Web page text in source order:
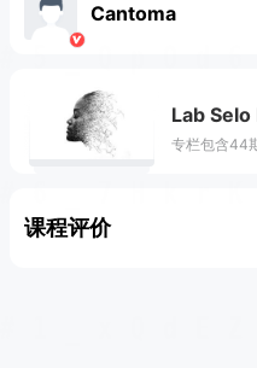
Cantoma
Lab Selo
专栏包含44
课程评价